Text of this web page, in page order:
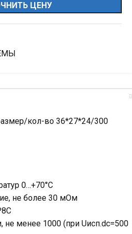
ЦЕНУ
кол-во 36*27*24/300
0…+70°С
не более 30 мОм
не менее 1000 (при Uисп.dc=500